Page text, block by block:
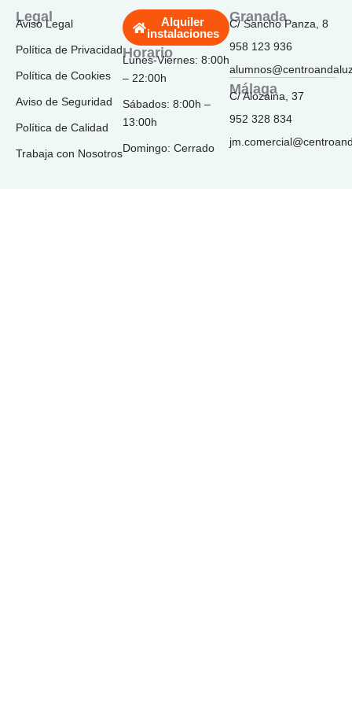
o
o
k
-
f
g
r
m
d
i
n
Legal
Aviso Legal
Política de Privacidad
Política de Cookies
Aviso de Seguridad
Política de Calidad
Trabaja con Nosotros
Horario
Lunes-Viernes: 8:00h
– 22:00h
Sábados: 8:00h –
13:00h
Domingo: Cerrado
Alquiler
instalaciones
Granada
C/ Sancho Panza, 8
958 123 936
Málaga
C/ Alozaina, 37
952 328 834